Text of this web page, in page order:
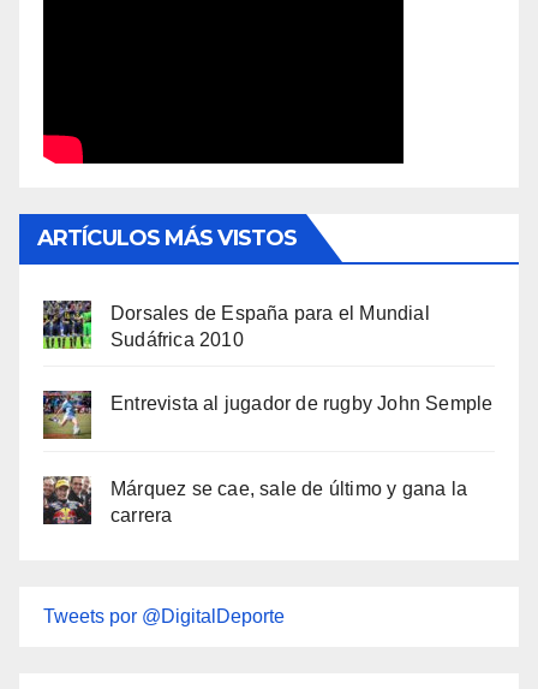
ARTÍCULOS MÁS VISTOS
Dorsales de España para el Mundial
Sudáfrica 2010
Entrevista al jugador de rugby John Semple
Márquez se cae, sale de último y gana la
carrera
Tweets por @DigitalDeporte